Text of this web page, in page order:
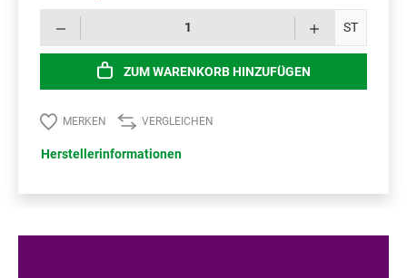
ST
ZUM WARENKORB HINZUFÜGEN
MERKEN VERGLEICHEN
Herstellerinformationen